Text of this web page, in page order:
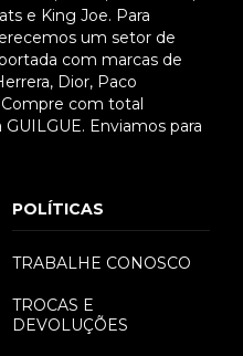
e King Joe. Para
um setor de
com marcas de
Dior, Paco
com total
Enviamos para
POLÍTICAS
TRABALHE CONOSCO
TROCAS E
DEVOLUÇÕES